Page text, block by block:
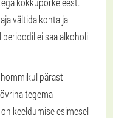
vältida kohta ja
ei saa alkoholi
pärast
tegema
keeldumise esimesel